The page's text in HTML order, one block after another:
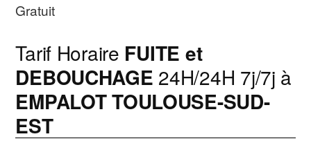
Gratuit
Tarif Horaire FUITE et
DEBOUCHAGE 24H/24H 7j/7j à
EMPALOT TOULOUSE-SUD-
EST